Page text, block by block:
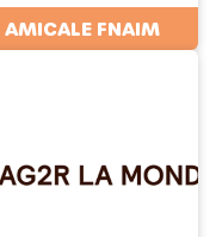
AMICALE FNAIM